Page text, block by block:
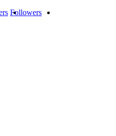
Followers